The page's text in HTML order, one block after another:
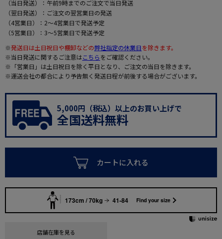
（当日発送）：午前9時までのご注文で当日発送
（翌日発送）：ご注文の翌営業日の発送
（4営業日）：2～4営業日で発送予定
（5営業日）：3～5営業日で発送予定
※発送日は土日祝日や棚卸などの弊社指定の休業日を除きます。
※当日発送に関するご注意はこちらをご確認ください。
※「営業日」は土日祝日を除く平日となり、ご注文の当日を除きます。
※運送会社の都合により予告無く発送日程が前後する場合がございます。
5,000円（税込）以上のお買い上げで
全国送料無料
カートに入れる
173cm / 70kg 41-84 Find your size
店舗在庫を見る